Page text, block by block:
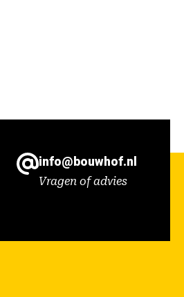
info@bouwhof.nl
Vragen of advies